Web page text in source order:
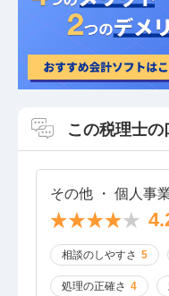
この税理士の
その他 ・ 個人事
相談のしやすさ 5
処理の正確さ 4